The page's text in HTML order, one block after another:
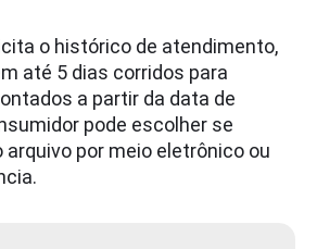
o histórico de atendimento,
até 5 dias corridos para
a partir da data de
pode escolher se
arquivo por meio eletrônico ou